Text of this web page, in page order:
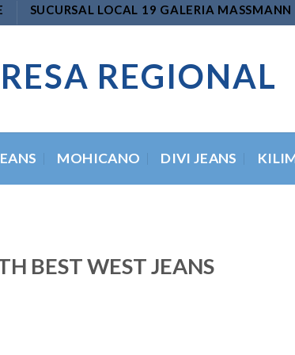
SUCURSAL LOCAL 19 GALERIA MASSMANN
REGIONAL
MOHICANO DIVI JEANS
BEST WEST JEANS